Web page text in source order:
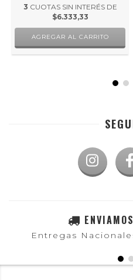
3 CUOTAS SIN INTERÉS DE
$6.333,33
Entregas